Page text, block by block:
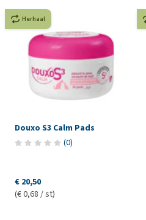
Herhaal
Douxo S3 Calm Pads
(0)
€ 20,50
(€ 0,68 / st)